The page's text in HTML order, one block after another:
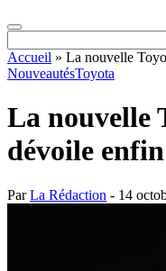
Accueil » La nouvelle
NouveautésToyota
La nouvelle
dévoile enfin
ParLa Rédaction - 14